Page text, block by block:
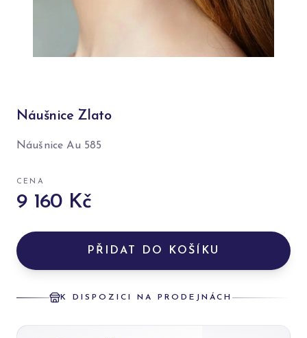
Náušnice Zlato
Náušnice Au 585
CENA
9 160 Kč
PŘIDAT DO KOŠÍKU
K DISPOZICI NA PRODEJNÁCH